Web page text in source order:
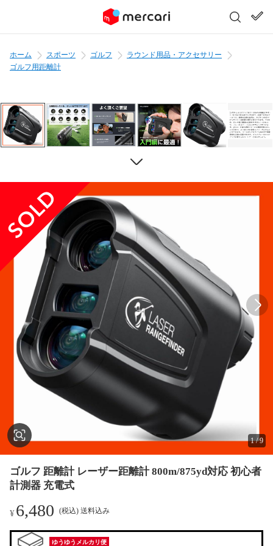
ホーム スポーツ ゴルフ
ラウンド用品・アクセサリー
ゴルフ用距離計
1/9
ゴルフ 距離計 レーザー距離計 800m/875yd対応 初心者
計測器 充電式
¥6,480 (税込) 送料込み
ゆうゆうメルカリ便